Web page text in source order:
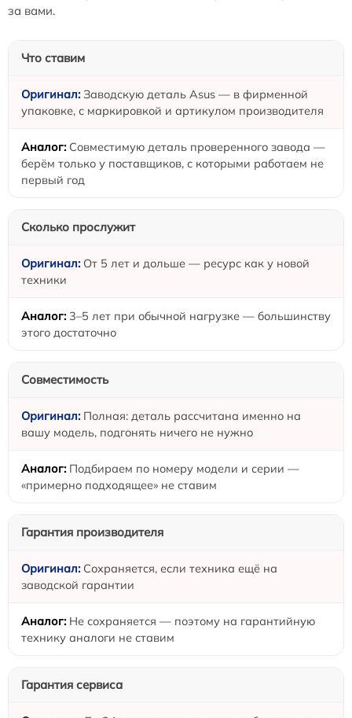
за вами.
Что ставим
Заводскую деталь Asus — в фирменной
упаковке, с маркировкой и артикулом производителя
Совместимую деталь проверенного завода —
берём только у поставщиков, с которыми работаем не
первый год
Сколько прослужит
От 5 лет и дольше — ресурс как у новой
техники
3–5 лет при обычной нагрузке — большинству
этого достаточно
Совместимость
Полная: деталь рассчитана именно на
вашу модель, подгонять ничего не нужно
Подбираем по номеру модели и серии —
«примерно подходящее» не ставим
Гарантия производителя
Сохраняется, если техника ещё на
заводской гарантии
Не сохраняется — поэтому на гарантийную
технику аналоги не ставим
Гарантия сервиса